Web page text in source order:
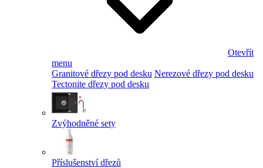
Otevřít
menu
Granitové dřezy pod desku Nerezové dřezy pod desku
Tectonite dřezy pod desku
Zvýhodněné sety
Příslušenství dřezů